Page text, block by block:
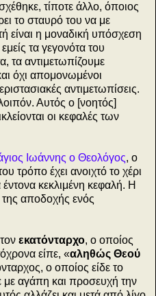
τίποτε άλλο, όποιος
το σταυρό του να με
είναι η μοναδική υπόσχεση
τα γεγονότα του
τα αντιμετωπίζουμε
όχι απομονωμένοι
αντιμετωπίσεις.
Αυτός ο [νοητός]
οι κεφαλές των
Ιωάννης ο Θεολόγος, ο
τρόπο έχει ανοιχτό το χέρι
κεκλιμένη κεφαλή. Η
αποδοχής ενός
εκατόνταρχο, ο οποίος
είπε, «αληθώς Θεού
ο οποίος είδε το
με αγάπη και προσευχή την